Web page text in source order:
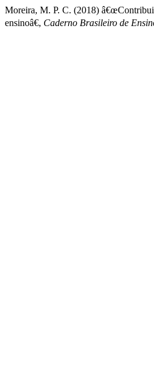
Moreira, M. P. C. (2018)
ensinoâ€, Caderno Brasileiro de